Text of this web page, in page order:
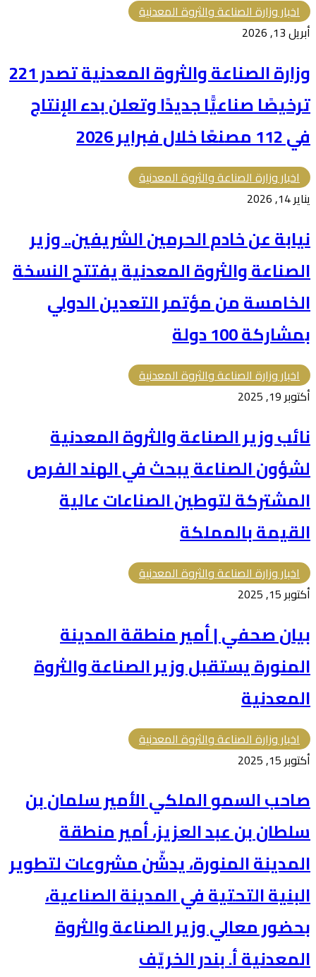
اخبار وزارة الصناعة والثروة المعدنية
أبريل 13, 2026
وزارة الصناعة والثروة المعدنية تصدر 221
ترخيصًا صناعيًّا جديدًا وتعلن بدء الإنتاج
في 112 مصنعًا خلال فبراير 2026
اخبار وزارة الصناعة والثروة المعدنية
يناير 14, 2026
نيابة عن خادم الحرمين الشريفين.. وزير
الصناعة والثروة المعدنية يفتتح النسخة
الخامسة من مؤتمر التعدين الدولي
بمشاركة 100 دولة
اخبار وزارة الصناعة والثروة المعدنية
أكتوبر 19, 2025
نائب وزير الصناعة والثروة المعدنية
لشؤون الصناعة يبحث في الهند الفرص
المشتركة لتوطين الصناعات عالية
القيمة بالمملكة
اخبار وزارة الصناعة والثروة المعدنية
أكتوبر 15, 2025
بيان صحفي | أمير منطقة المدينة
المنورة يستقبل وزير الصناعة والثروة
المعدنية
اخبار وزارة الصناعة والثروة المعدنية
أكتوبر 15, 2025
صاحب السمو الملكي الأمير سلمان بن
سلطان بن عبد العزيز، أمير منطقة
المدينة المنورة، يدشّن مشروعات لتطوير
البنية التحتية في المدينة الصناعية،
بحضور معالي وزير الصناعة والثروة
المعدنية أ. بندر الخريّف